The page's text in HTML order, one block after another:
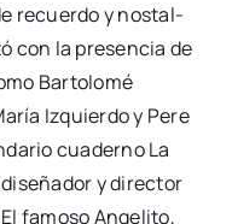
recuer­do y nos­tal­
con la pre­sen­cia de
Bar­to­lo­mé
Izquier­do y Pere
cua­derno La
dise­ña­dor y direc­tor
famo­so Ange­li­to,